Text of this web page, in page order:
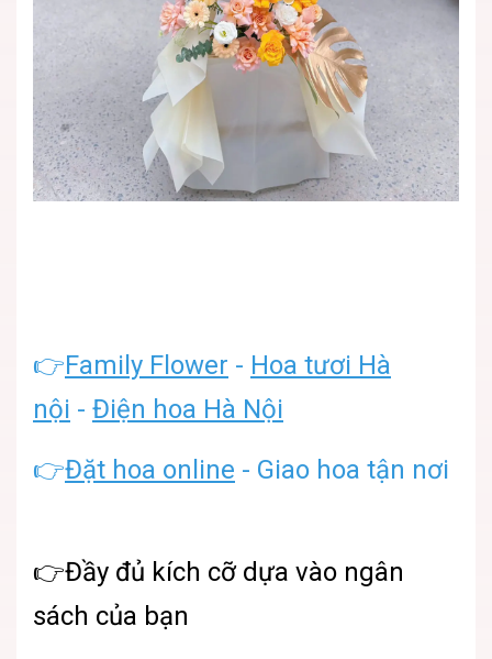
👉Family Flower - Hoa tươi Hà
nội - Điện hoa Hà Nội
👉Đặt hoa online - Giao hoa tận nơi
👉Đầy đủ kích cỡ dựa vào ngân
sách của bạn